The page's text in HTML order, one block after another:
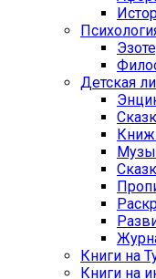
Детская
Книги на
Книги на